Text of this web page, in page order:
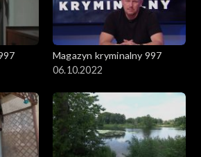
Magazyn kryminalny 997
06.10.2022